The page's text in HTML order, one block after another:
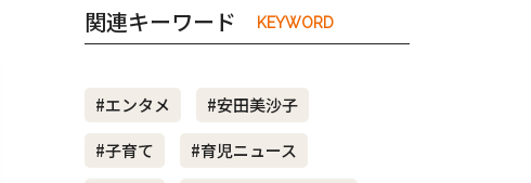
関連キーワード KEYWORD
#エンタメ
#安田美沙子
#子育て
#育児ニュース